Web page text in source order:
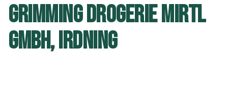
GRIMMING DROGERIE MIRTL
GMBH, IRDNING